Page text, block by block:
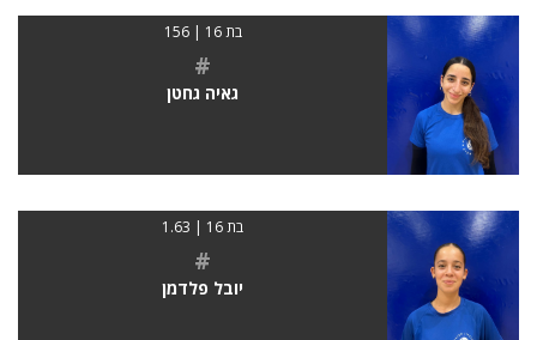
בת 16 | 156
#
גאיה גחטן
בת 16 | 1.63
#
יובל פלדמן